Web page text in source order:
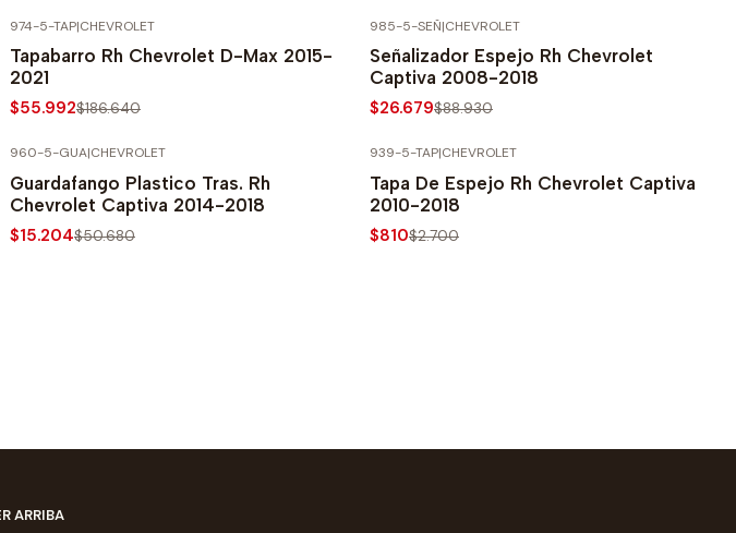
974-5-TAP|CHEVROLET
Tapabarro Rh Chevrolet D-Max 2015-
2021
$55.992$186.640
985-5-SEÑ|CHEVROLET
Señalizador Espejo Rh Chevrolet
Captiva 2008-2018
$26.679$88.930
960-5-GUA|CHEVROLET
Guardafango Plastico Tras. Rh
Chevrolet Captiva 2014-2018
$15.204$50.680
939-5-TAP|CHEVROLET
Tapa De Espejo Rh Chevrolet Captiva
2010-2018
$810$2.700
ARRIBA